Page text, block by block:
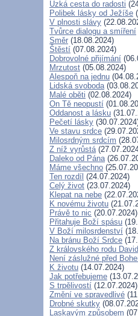
Úzká cesta do radosti
Polibek lásky od Ježíše
V plnosti slávy
Tvůrce dialogu a smíření
Směr (18.08.2024)
Štěstí (07.08.2024)
Dobrovolné přijímání
Mrzutost (05.08.2024)
Alespoň na jednu
Lidská svoboda
Malé oběti (02.08.2024)
On Tě neopustí
Oddanost a lásku
Pečetí lásky
Ve stavu srdce
Milosrdným srdcím
Z níž vyrůstá
Daleko od Pána
Máme všechno
Ten rozdíl (24.07.2024)
Celý život (23.07.2024)
Klepat na nebe
K novému životu
Právě to nic (20.07.2024)
Přitahuje Boží spásu
V Boží milosrdenství
Na bránu Boží Srdce
Z královského rodu
Není záslužné před
K životu (14.07.2024)
Jak potřebujeme
S trpělivostí (12.07.2024)
Změní ve spravedlivé
Drobné skutky
Laskavým způsobem